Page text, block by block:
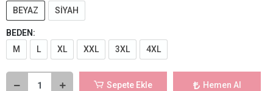
BEYAZ
SİYAH
BEDEN:
M
L XL XXL 3XL 4XL
Sepete Ekle Hemen Al